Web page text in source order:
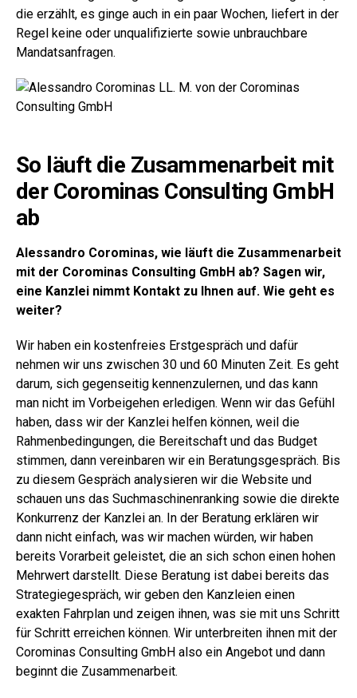
die erzählt, es ginge auch in ein paar Wochen, liefert in der
Regel keine oder unqualifizierte sowie unbrauchbare
Mandatsanfragen.
So läuft die Zusammenarbeit mit
der Corominas Consulting GmbH
ab
Alessandro Corominas, wie läuft die Zusammenarbeit
mit der Corominas Consulting GmbH ab? Sagen wir,
eine Kanzlei nimmt Kontakt zu Ihnen auf. Wie geht es
weiter?
Wir haben ein kostenfreies Erstgespräch und dafür
nehmen wir uns zwischen 30 und 60 Minuten Zeit. Es geht
darum, sich gegenseitig kennenzulernen, und das kann
man nicht im Vorbeigehen erledigen. Wenn wir das Gefühl
haben, dass wir der Kanzlei helfen können, weil die
Rahmenbedingungen, die Bereitschaft und das Budget
stimmen, dann vereinbaren wir ein Beratungsgespräch. Bis
zu diesem Gespräch analysieren wir die Website und
schauen uns das Suchmaschinenranking sowie die direkte
Konkurrenz der Kanzlei an. In der Beratung erklären wir
dann nicht einfach, was wir machen würden, wir haben
bereits Vorarbeit geleistet, die an sich schon einen hohen
Mehrwert darstellt. Diese Beratung ist dabei bereits das
Strategiegespräch, wir geben den Kanzleien einen
exakten Fahrplan und zeigen ihnen, was sie mit uns Schritt
für Schritt erreichen können. Wir unterbreiten ihnen mit der
Corominas Consulting GmbH also ein Angebot und dann
beginnt die Zusammenarbeit.